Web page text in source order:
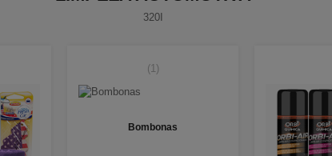
320I
(1)
Bombonas